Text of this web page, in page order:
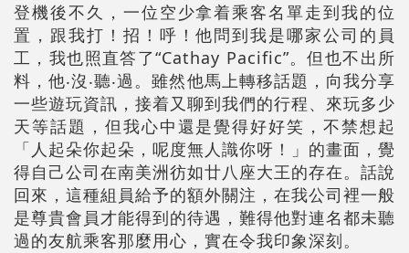
登機後不久，一位空少拿着乘客名單走到我的位
置，跟我打！招！呼！他問到我是哪家公司的員
工，我也照直答了“Cathay Pacific”。但也不出所
料，他‧沒‧聽‧過。雖然他馬上轉移話題，向我分享
一些遊玩資訊，接着又聊到我們的行程、來玩多少
天等話題，但我心中還是覺得好好笑，不禁想起
「人起朵你起朵，呢度無人識你呀！」的畫面，覺
得自己公司在南美洲彷如廿八座大王的存在。話說
回來，這種組員給予的額外關注，在我公司裡一般
是尊貴會員才能得到的待遇，難得他對連名都未聽
過的友航乘客那麼用心，實在令我印象深刻。